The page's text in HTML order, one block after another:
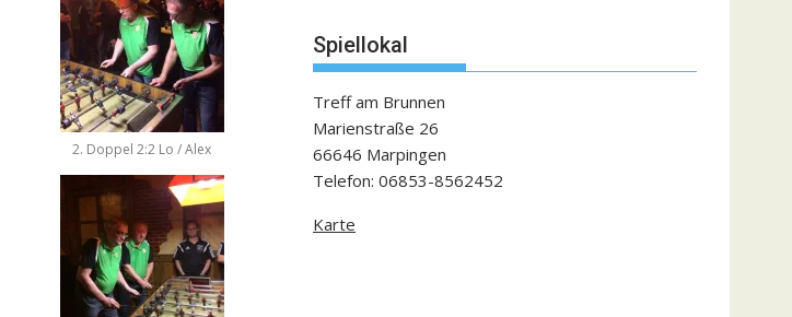
2. Doppel 2:2 Lo / Alex
Spiellokal
Treff am Brunnen
Marienstraße 26
66646 Marpingen
Telefon: 06853-8562452
Karte